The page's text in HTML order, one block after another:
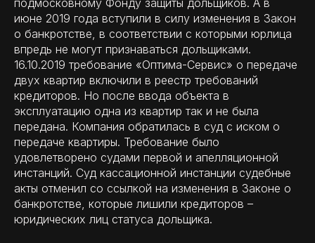
подмосковному Фонду защиты дольщиков. А в
июне 2019 года вступили в силу изменения в Закон
о банкротстве, в соответствии с которыми юрлица
впредь не могут признаваться дольщиками.
16.10.2019 требование «Оптима-Сервис» о передаче
двух квартир включили в реестр требований
кредиторов. Но после ввода объекта в
эксплуатацию одна из квартир так и не была
передана. Компания обратилась в суд с иском о
передаче квартиры. Требование было
удовлетворено судами первой и апелляционной
инстанций. Суд кассационной инстанции судебные
акты отменил со ссылкой на изменения в Законе о
банкротстве, которые лишили кредиторов –
юридических лиц статуса дольщика.